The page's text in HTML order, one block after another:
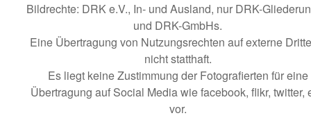
Bildrechte: DRK e.V., In- und Ausland, nur DRK-
und DRK-GmbHs.
Eine Übertragung von Nutzungsrechten auf externe
nicht statthaft.
Es liegt keine Zustimmung der Fotografierten für eine
Übertragung auf Social Media wie facebook, flikr, twitter,
vor.